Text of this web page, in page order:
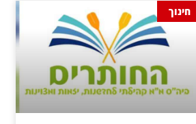
חינוך